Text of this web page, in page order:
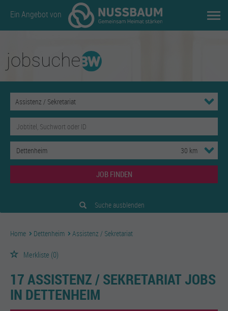
Ein Angebot von
JOB FINDEN
Suche ausblenden
Home Dettenheim Assistenz / Sekretariat
Merkliste (0)
17 ASSISTENZ / SEKRETARIAT JOBS
IN DETTENHEIM